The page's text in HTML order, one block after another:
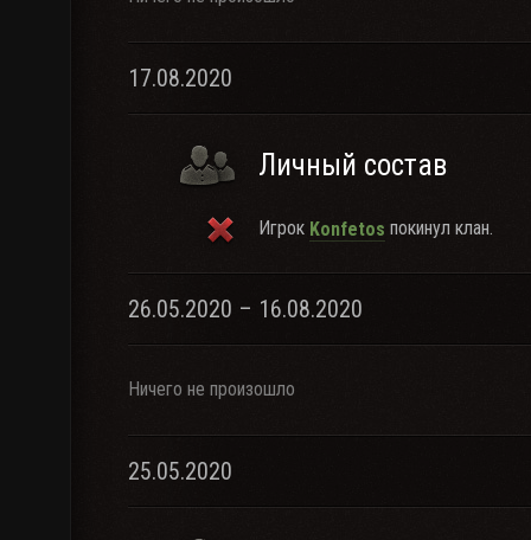
17.08.2020
Личный состав
Игрок Konfetos покинул клан.
26.05.2020 – 16.08.2020
Ничего не произошло
25.05.2020